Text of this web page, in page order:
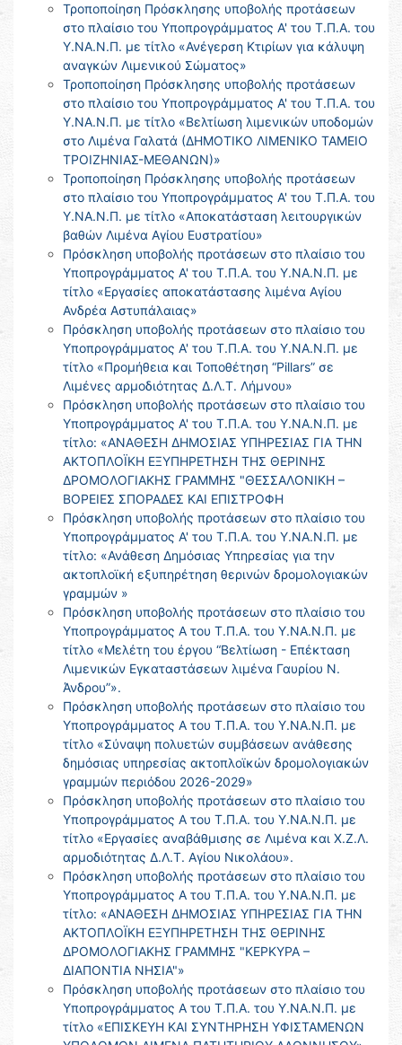
Τροποποίηση Πρόσκλησης υποβολής προτάσεων
στο πλαίσιο του Υποπρογράμματος Α' του Τ.Π.Α. του
Υ.ΝΑ.Ν.Π. με τίτλο «Ανέγερση Κτιρίων για κάλυψη
αναγκών Λιμενικού Σώματος»
Τροποποίηση Πρόσκλησης υποβολής προτάσεων
στο πλαίσιο του Υποπρογράμματος Α' του Τ.Π.Α. του
Υ.ΝΑ.Ν.Π. με τίτλο «Βελτίωση λιμενικών υποδομών
στο Λιμένα Γαλατά (ΔΗΜΟΤΙΚΟ ΛΙΜΕΝΙΚΟ ΤΑΜΕΙΟ
ΤΡΟΙΖΗΝΙΑΣ-ΜΕΘΑΝΩΝ)»
Τροποποίηση Πρόσκλησης υποβολής προτάσεων
στο πλαίσιο του Υποπρογράμματος Α' του Τ.Π.Α. του
Υ.ΝΑ.Ν.Π. με τίτλο «Αποκατάσταση λειτουργικών
βαθών Λιμένα Αγίου Ευστρατίου»
Πρόσκληση υποβολής προτάσεων στο πλαίσιο του
Υποπρογράμματος Α' του Τ.Π.Α. του Υ.ΝΑ.Ν.Π. με
τίτλο «Εργασίες αποκατάστασης λιμένα Αγίου
Ανδρέα Αστυπάλαιας»
Πρόσκληση υποβολής προτάσεων στο πλαίσιο του
Υποπρογράμματος Α' του Τ.Π.Α. του Υ.ΝΑ.Ν.Π. με
τίτλο «Προμήθεια και Τοποθέτηση “Pillars” σε
Λιμένες αρμοδιότητας Δ.Λ.Τ. Λήμνου»
Πρόσκληση υποβολής προτάσεων στο πλαίσιο του
Υποπρογράμματος Α' του Τ.Π.Α. του Υ.ΝΑ.Ν.Π. με
τίτλο: «ΑΝΑΘΕΣΗ ΔΗΜΟΣΙΑΣ ΥΠΗΡΕΣΙΑΣ ΓΙΑ ΤΗΝ
ΑΚΤΟΠΛΟΪΚΗ ΕΞΥΠΗΡΕΤΗΣΗ ΤΗΣ ΘΕΡΙΝΗΣ
ΔΡΟΜΟΛΟΓΙΑΚΗΣ ΓΡΑΜΜΗΣ "ΘΕΣΣΑΛΟΝΙΚΗ –
ΒΟΡΕΙΕΣ ΣΠΟΡΑΔΕΣ ΚΑΙ ΕΠΙΣΤΡΟΦΗ
Πρόσκληση υποβολής προτάσεων στο πλαίσιο του
Υποπρογράμματος Α' του Τ.Π.Α. του Υ.ΝΑ.Ν.Π. με
τίτλο: «Ανάθεση Δημόσιας Υπηρεσίας για την
ακτοπλοϊκή εξυπηρέτηση θερινών δρομολογιακών
γραμμών »
Πρόσκληση υποβολής προτάσεων στο πλαίσιο του
Υποπρογράμματος Α του Τ.Π.Α. του Υ.ΝΑ.Ν.Π. με
τίτλο «Μελέτη του έργου “Βελτίωση - Επέκταση
Λιμενικών Εγκαταστάσεων λιμένα Γαυρίου Ν.
Άνδρου”».
Πρόσκληση υποβολής προτάσεων στο πλαίσιο του
Υποπρογράμματος Α του Τ.Π.Α. του Υ.ΝΑ.Ν.Π. με
τίτλο «Σύναψη πολυετών συμβάσεων ανάθεσης
δημόσιας υπηρεσίας ακτοπλοϊκών δρομολογιακών
γραμμών περιόδου 2026-2029»
Πρόσκληση υποβολής προτάσεων στο πλαίσιο του
Υποπρογράμματος Α του Τ.Π.Α. του Υ.ΝΑ.Ν.Π. με
τίτλο «Εργασίες αναβάθμισης σε Λιμένα και Χ.Ζ.Λ.
αρμοδιότητας Δ.Λ.Τ. Αγίου Νικολάου».
Πρόσκληση υποβολής προτάσεων στο πλαίσιο του
Υποπρογράμματος Α του Τ.Π.Α. του Υ.ΝΑ.Ν.Π. με
τίτλο: «ΑΝΑΘΕΣΗ ΔΗΜΟΣΙΑΣ ΥΠΗΡΕΣΙΑΣ ΓΙΑ ΤΗΝ
ΑΚΤΟΠΛΟΪΚΗ ΕΞΥΠΗΡΕΤΗΣΗ ΤΗΣ ΘΕΡΙΝΗΣ
ΔΡΟΜΟΛΟΓΙΑΚΗΣ ΓΡΑΜΜΗΣ "ΚΕΡΚΥΡΑ –
ΔΙΑΠΟΝΤΙΑ ΝΗΣΙΑ"»
Πρόσκληση υποβολής προτάσεων στο πλαίσιο του
Υποπρογράμματος Α του Τ.Π.Α. του Υ.ΝΑ.Ν.Π. με
τίτλο «ΕΠΙΣΚΕΥΗ ΚΑΙ ΣΥΝΤΗΡΗΣΗ ΥΦΙΣΤΑΜΕΝΩΝ